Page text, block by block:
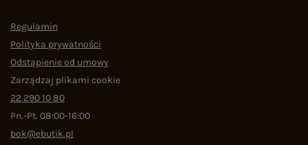
Regulamin
Polityka prywatności
Odstąpienie od umowy
Zarządzaj plikami cookie
22 290 10 80
Pn.-Pt. 08:00-16:00
bok@ebutik.pl